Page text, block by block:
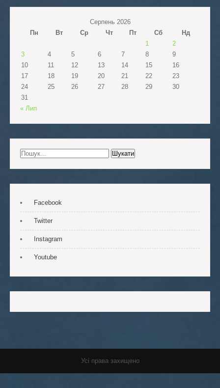
Серпень 2026
Пн
Вт Ср Чт Пт Сб
Нд
1
2
3
4 5 6 7 8
9
10
11 12 13 14 15
16
17
18 19 20 21 22
23
24
25 26 27 28 29
30
31
« Лип
Facebook
Twitter
Instagram
Youtube
Усі права захищено